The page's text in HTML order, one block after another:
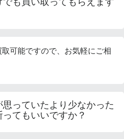
取可能ですので、お気軽にご相
思っていたより少なかった
てもいいですか？